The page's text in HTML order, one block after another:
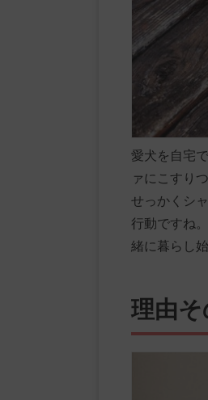
愛犬を自宅
ァにこすり
せっかくシ
行動ですね
緒に暮らし
理由そ